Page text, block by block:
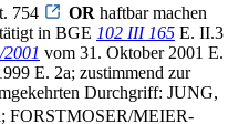
754
OR haftbar machen
in BGE 102 III 165 E. II.3
vom 31. Oktober 2001 E.
E. 2a; zustimmend zur
Durchgriff: JUNG,
; FORSTMOSER/MEIER-